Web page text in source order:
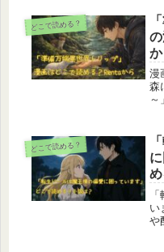
取
ま
危
る
で
どこで読める？
か
漫
森
～
コ
ビ
す
な
どこで読める？
い
や